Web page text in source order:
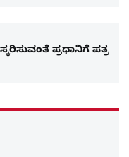
ಪ್ರಧಾನಿಗೆ ಪತ್ರ